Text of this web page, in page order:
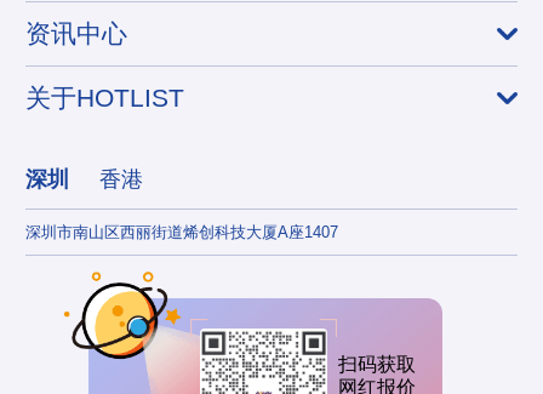
资讯中心
关于HOTLIST
深圳 香港
深圳市南山区西丽街道烯创科技大厦A座1407
扫码获取
网红报价